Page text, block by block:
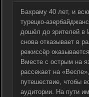
Бахраму 40 лет, и
турецко-
дошёл до зрителей в
снова отказывает в
режиссёр
Вместе с острым на
рассекает на
путешествие, чтобы
аудитории. На пути